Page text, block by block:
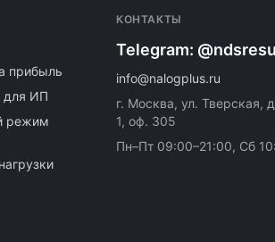
прибыль
для ИП
режим
КОНТАКТЫ
Telegram:
info@nalogplus.ru
г. Москва, ул. Тверская,
1, оф. 305
Пн–Пт 09:00–21:00, Сб